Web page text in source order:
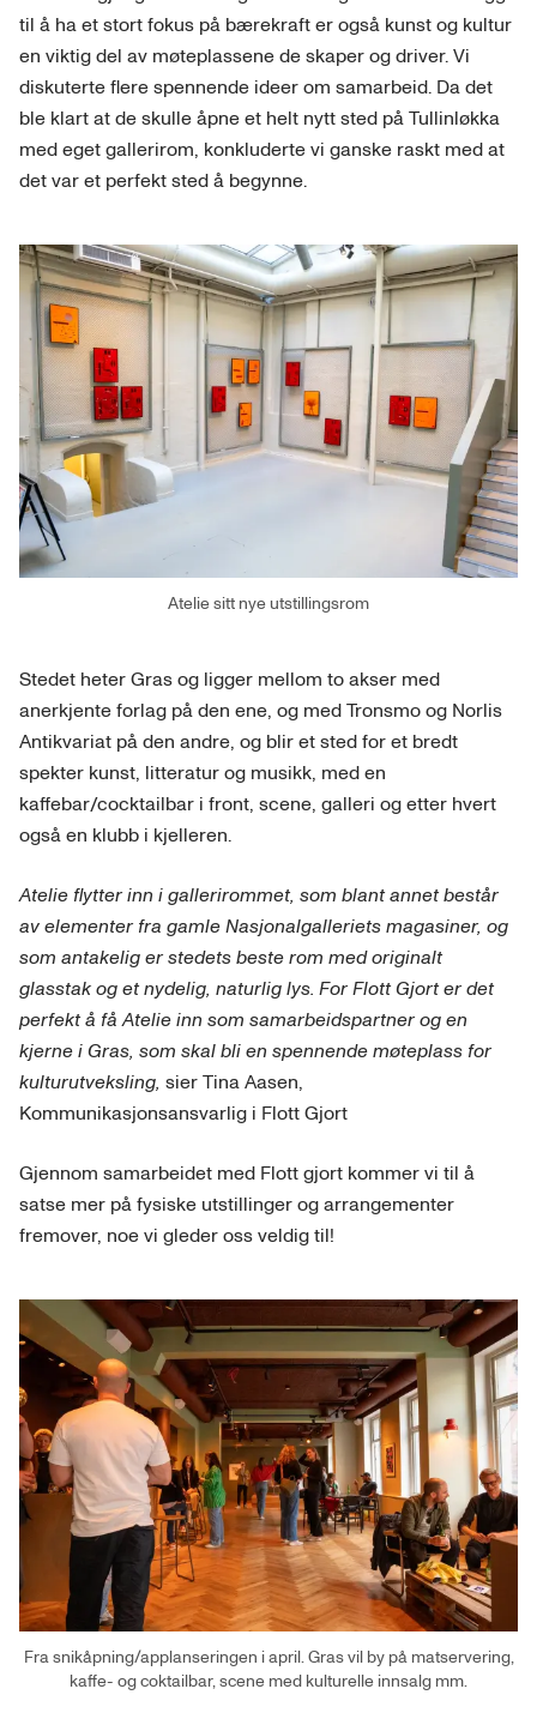
til å ha et stort fokus på bærekraft er også kunst og kultur
en viktig del av møteplassene de skaper og driver. Vi
diskuterte flere spennende ideer om samarbeid. Da det
ble klart at de skulle åpne et helt nytt sted på Tullinløkka
med eget gallerirom, konkluderte vi ganske raskt med at
det var et perfekt sted å begynne.
Atelie sitt nye utstillingsrom
Stedet heter Gras og ligger mellom to akser med
anerkjente forlag på den ene, og med Tronsmo og Norlis
Antikvariat på den andre, og blir et sted for et bredt
spekter kunst, litteratur og musikk, med en
kaffebar/cocktailbar i front, scene, galleri og etter hvert
også en klubb i kjelleren.
Atelie flytter inn i gallerirommet, som blant annet består
av elementer fra gamle Nasjonalgalleriets magasiner, og
som antakelig er stedets beste rom med originalt
glasstak og et nydelig, naturlig lys. For Flott Gjort er det
perfekt å få Atelie inn som samarbeidspartner og en
kjerne i Gras, som skal bli en spennende møteplass for
kulturutveksling, sier Tina Aasen,
Kommunikasjonsansvarlig i Flott Gjort
Gjennom samarbeidet med Flott gjort kommer vi til å
satse mer på fysiske utstillinger og arrangementer
fremover, noe vi gleder oss veldig til!
Fra snikåpning/applanseringen i april. Gras vil by på matservering,
kaffe- og coktailbar, scene med kulturelle innsalg mm.